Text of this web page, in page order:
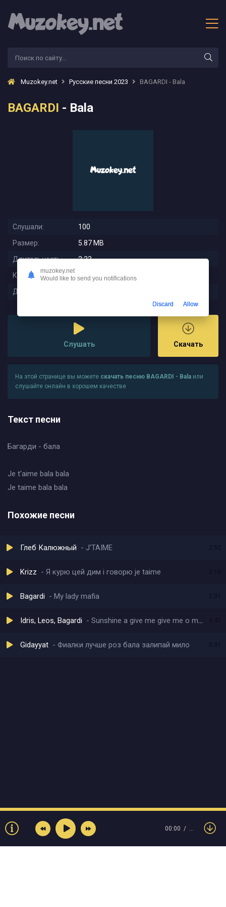
Muzokey.net Русские песни 2023 BAGARDI - Bala
BAGARDI - Bala
Слушали:
100
Размер:
5.87 MB
Длительность:
2:33
Качество:
320 kbps
Дата релиза:
Слушать Скачать
На этой странице вы можете скачать песню BAGARDI - Bala или
слушайте онлайн в хорошем качестве
Текст песни
Багарди - бала
Je t'aime bala bala
Je taime bala bala
Похожие песни
Глеб Калюжный J'TAIME 2:52
Krizz Я курю цей дим i говорю je taime
Bagardi My lady mafia 2:01
Idris, Leos, Bagardi Sunshine a give me give me o my way
Gidayyat Фиалки лучше роз бала залипай мило 0:31
00:00 …
muzokey.net
Would like to send you notifications
Discard Allow